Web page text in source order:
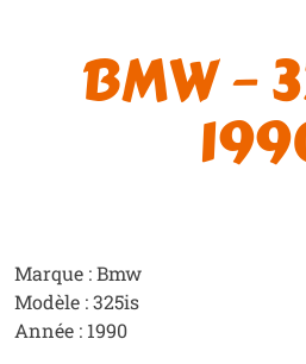
BMW –
Marque : Bmw
Modèle : 325is
Année : 1990